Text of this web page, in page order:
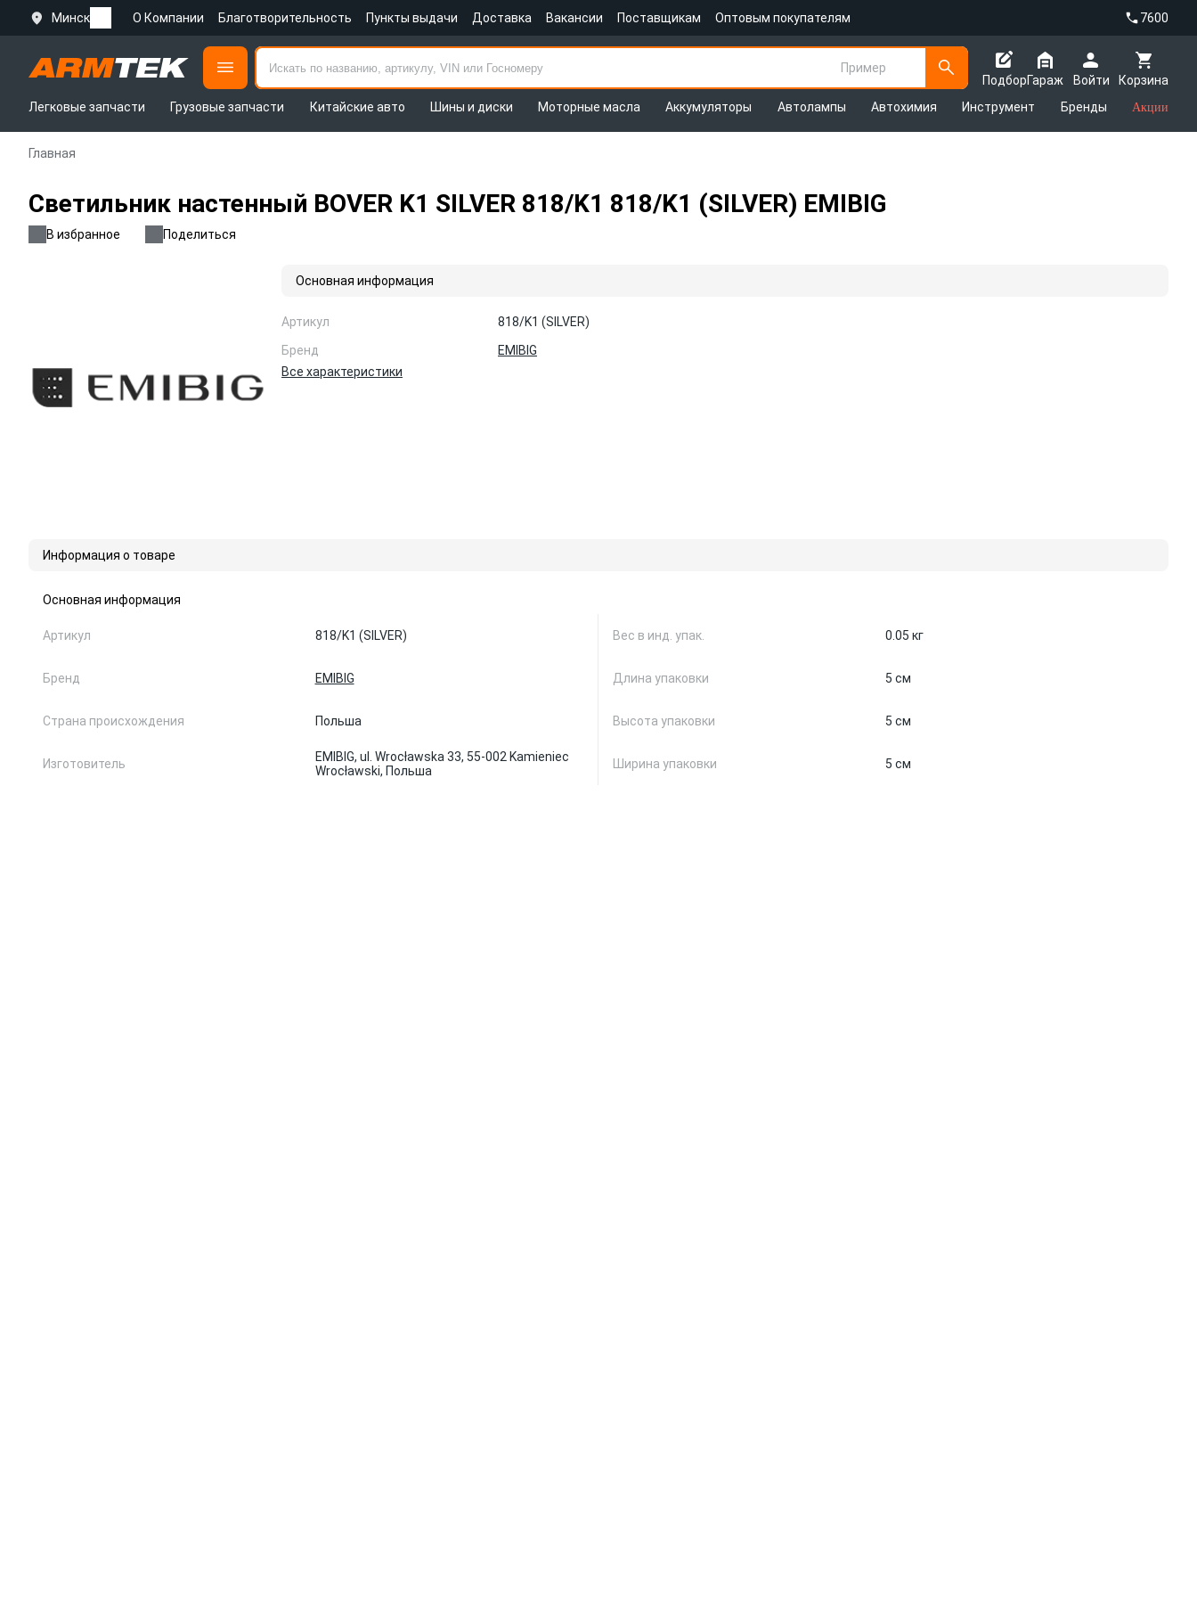
Минск О Компании Благотворительность Пункты выдачи Доставка Вакансии Поставщикам Оптовым покупателям 7600
Пример
Подбор
Корзина
Гараж
Войти
Легковые запчасти
Грузовые запчасти Китайские авто Шины и диски Моторные масла Аккумуляторы Автолампы Автохимия Инструмент Бренды Акции
Главная
Светильник настенный BOVER K1 SILVER 818/K1 818/K1 (SILVER) EMIBIG
В избранное Поделиться
Основная информация
Артикул
818/K1 (SILVER)
Бренд
EMIBIG
Все характеристики
Информация о товаре
Основная информация
Артикул 818/K1 (SILVER)
Бренд EMIBIG
Страна происхождения Польша
Изготовитель
EMIBIG, ul. Wrocławska 33, 55-002 Kamieniec
Wrocławski, Польша
Вес в инд. упак. 0.05 кг
Длина упаковки 5 см
Высота упаковки 5 см
Ширина упаковки 5 см